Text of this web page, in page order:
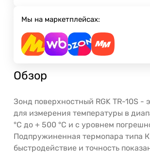
Мы на маркетплейсах:
Обзор
Зонд поверхностный RGK TR-10S -
для измерения температуры в
°С до + 500 °С и с уровнем
Подпружиненная термопара типа
быстродействие и точность